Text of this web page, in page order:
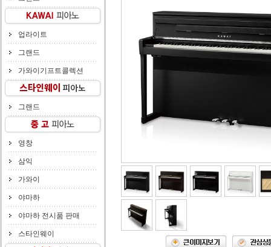
업라이트
그랜드
가와이기프트콜렉션
그랜드
영창
삼익
가와이
야마하
야마하 전시품 판매
스타인웨이